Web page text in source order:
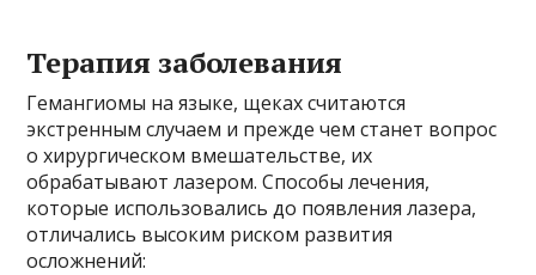
Терапия заболевания
Гемангиомы на языке, щеках считаются
экстренным случаем и прежде чем станет вопрос
о хирургическом вмешательстве, их
обрабатывают лазером. Способы лечения,
которые использовались до появления лазера,
отличались высоким риском развития
осложнений: